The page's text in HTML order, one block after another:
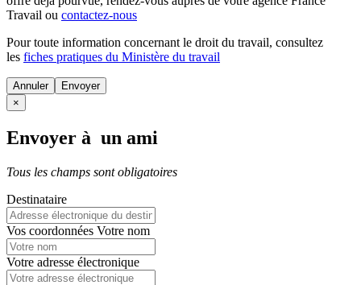
Travail ou contactez-nous
Pour toute information concernant le droit du travail, consultez
les fiches pratiques du Ministère du travail
Annuler
×
Envoyer à un ami
Tous les champs sont obligatoires
Destinataire
Vos coordonnées Votre nom
Votre adresse électronique